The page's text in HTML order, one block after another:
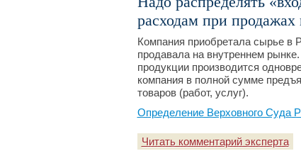
расходам при продажах
Компания приобретала сырье в
продавала на внутреннем
продукции производится
компания в полной сумме
товаров (работ, услуг).
Определение Верховного Суда
Читать комментарий эксперта